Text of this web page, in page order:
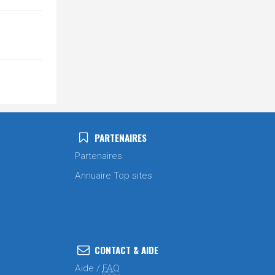
PARTENAIRES
Partenaires
Annuaire Top sites
CONTACT & AIDE
Aide / FAQ